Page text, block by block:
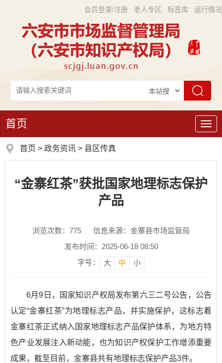
会员登录/注册 老人专区 标签库 运行情况
导
航
首页
首页 > 政务资讯 > 县区传真
“金寨红茶”获批国家地理标志保护
产品
浏览次数： 775
信息来源：金寨县市场监管局
发布时间：2025-06-18 08:50
字号：
大 中 小
6月9日，国家知识产权局发布第六三二号公告，公告
认定“金寨红茶”为地理标志产品，并实施保护，这标志着
金寨红茶正式纳入国家地理标志产品保护体系，为地方特
色产业发展注入新动能，也为知识产权保护工作增添重要
成果，截至目前，金寨县共有地理标志保护产品3件。